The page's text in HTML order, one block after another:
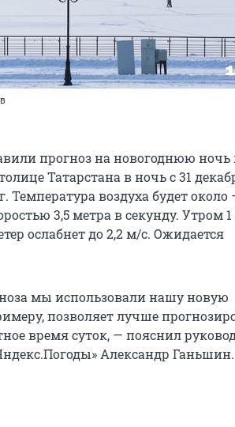
прогноз на новогоднюю ночь
Татарстана в ночь с 31
воздуха будет около
3,5 метра в секунду. Утром
ослабнет до 2,2 м/c. Ожидается
мы использовали нашу новую
позволяет лучше
время суток, — пояснил
Александр Ганьшин.